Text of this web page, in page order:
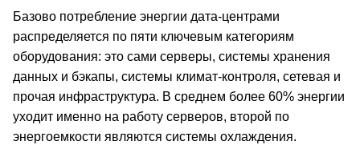
Базово потребление энергии дата-центрами
распределяется по пяти ключевым категориям
оборудования: это сами серверы, системы хранения
данных и бэкапы, системы климат-контроля, сетевая и
прочая инфраструктура. В среднем более 60% энергии
уходит именно на работу серверов, второй по
энергоемкости являются системы охлаждения.